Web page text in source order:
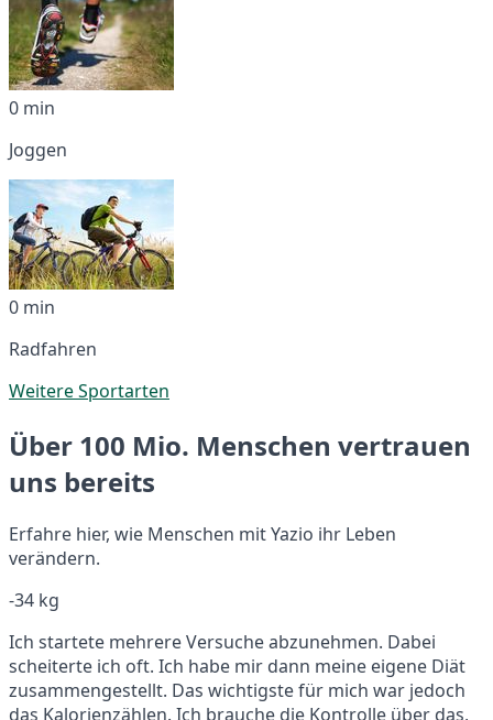
0 min
Joggen
0 min
Radfahren
Weitere Sportarten
Über 100 Mio. Menschen vertrauen
uns bereits
Erfahre hier, wie Menschen mit Yazio ihr Leben
verändern.
-34 kg
Ich startete mehrere Versuche abzunehmen. Dabei
scheiterte ich oft. Ich habe mir dann meine eigene Diät
zusammengestellt. Das wichtigste für mich war jedoch
das Kalorienzählen. Ich brauche die Kontrolle über das,